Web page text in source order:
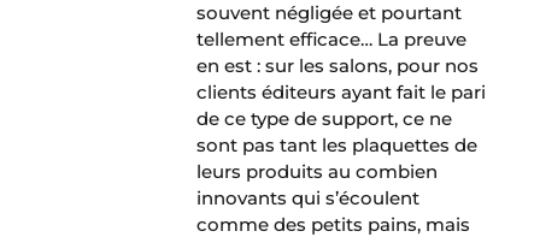
souvent négligée et pourtant
tellement efficace… La preuve
en est : sur les salons, pour nos
clients éditeurs ayant fait le pari
de ce type de support, ce ne
sont pas tant les plaquettes de
leurs produits au combien
innovants qui s’écoulent
comme des petits pains, mais